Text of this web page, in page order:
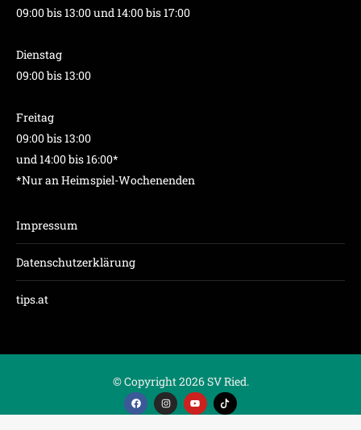
09:00 bis 13:00 und 14:00 bis 17:00
Dienstag
09:00 bis 13:00
Freitag
09:00 bis 13:00
und 14:00 bis 16:00*
*Nur an Heimspiel-Wochenenden
Impressum
Datenschutzerklärung
tips.at
© Copyright 2026 SV Ried.